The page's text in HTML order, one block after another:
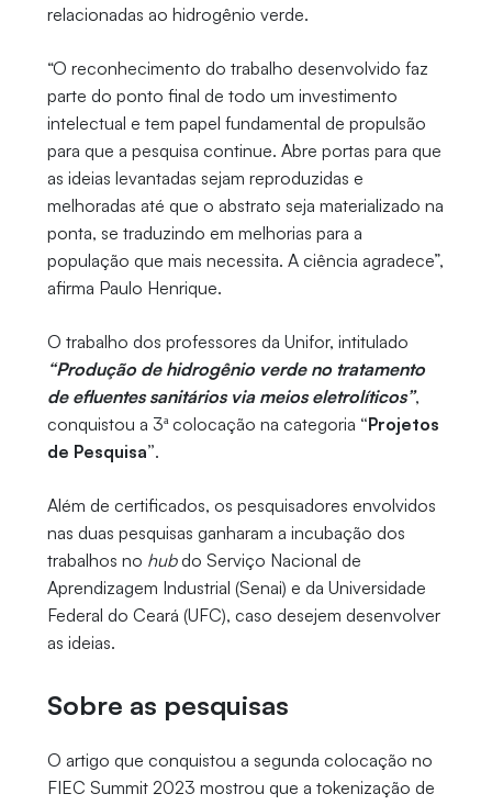
relacionadas ao hidrogênio verde.
“O reconhecimento do trabalho desenvolvido faz
parte do ponto final de todo um investimento
intelectual e tem papel fundamental de propulsão
para que a pesquisa continue. Abre portas para que
as ideias levantadas sejam reproduzidas e
melhoradas até que o abstrato seja materializado na
ponta, se traduzindo em melhorias para a
população que mais necessita. A ciência agradece”,
afirma Paulo Henrique.
O trabalho dos professores da Unifor, intitulado
“Produção de hidrogênio verde no tratamento
de efluentes sanitários via meios eletrolíticos”,
conquistou a 3ª colocação na categoria “Projetos
de Pesquisa”.
Além de certificados, os pesquisadores envolvidos
nas duas pesquisas ganharam a incubação dos
trabalhos no hub do Serviço Nacional de
Aprendizagem Industrial (Senai) e da Universidade
Federal do Ceará (UFC), caso desejem desenvolver
as ideias.
Sobre as pesquisas
O artigo que conquistou a segunda colocação no
FIEC Summit 2023 mostrou que a tokenização de